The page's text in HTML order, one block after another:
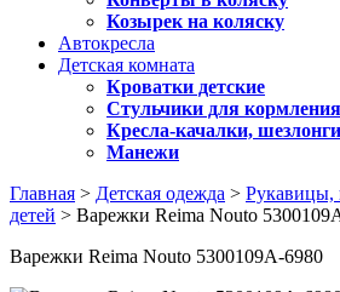
Козырек на коляску
Автокресла
Детская комната
Кроватки детские
Стульчики для кормления
Кресла-качалки, шезлонги
Манежи
Главная > Детская одежда > Рукавицы,
детей > Варежки Reima Nouto
Варежки Reima Nouto 5300109A-6980